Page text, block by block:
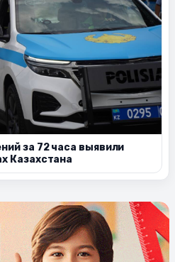
за 72 часа выявили
Казахстана